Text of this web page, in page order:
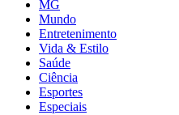
MG
Mundo
Entretenimento
Vida & Estilo
Saúde
Ciência
Esportes
Especiais